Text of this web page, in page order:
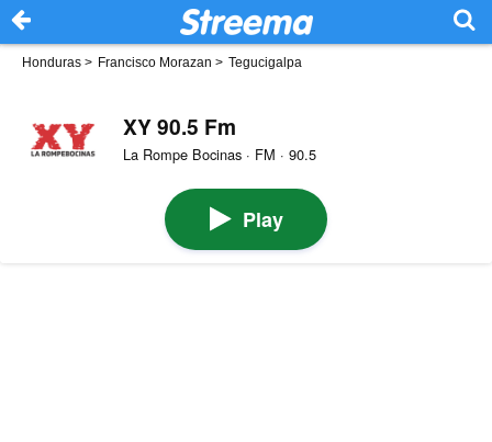
Honduras > Francisco Morazan > Tegucigalpa
XY 90.5 Fm
La Rompe Bocinas · FM · 90.5
Play